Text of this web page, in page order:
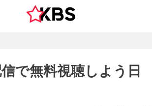
で無料視聴しよう日